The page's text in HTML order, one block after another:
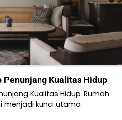
Penunjang Kualitas Hidup
Kualitas Hidup. Rumah
menjadi kunci utama